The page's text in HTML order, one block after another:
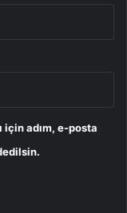
için adım, e-posta